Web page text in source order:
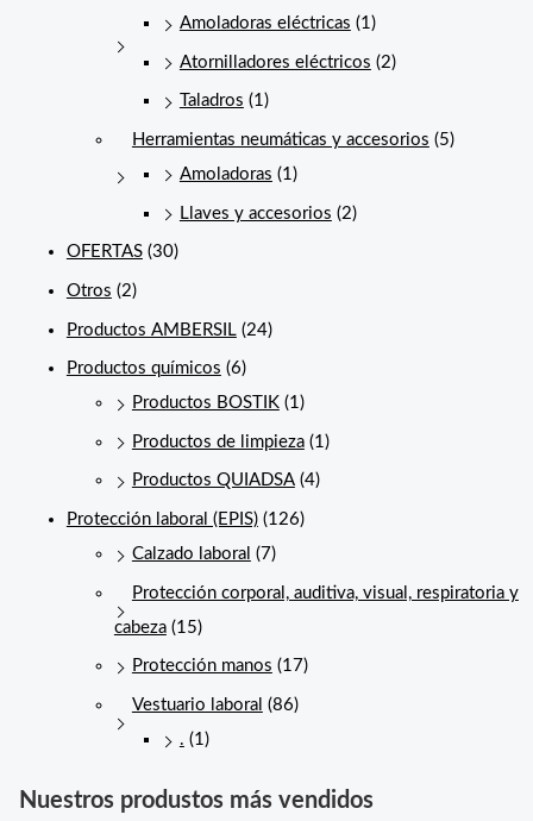
Amoladoras eléctricas (1)
Atornilladores eléctricos (2)
Taladros (1)
Herramientas neumáticas y accesorios (5)
Amoladoras (1)
Llaves y accesorios (2)
OFERTAS (30)
Otros (2)
Productos AMBERSIL (24)
Productos químicos (6)
Productos BOSTIK (1)
Productos de limpieza (1)
Productos QUIADSA (4)
Protección laboral (EPIS) (126)
Calzado laboral (7)
Protección corporal, auditiva, visual, respiratoria y
cabeza (15)
Protección manos (17)
Vestuario laboral (86)
. (1)
Nuestros produstos más vendidos